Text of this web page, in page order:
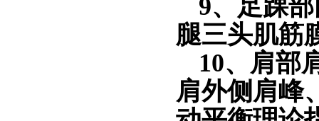
9、足踝
腿三头肌筋
10、肩部
肩外侧肩峰